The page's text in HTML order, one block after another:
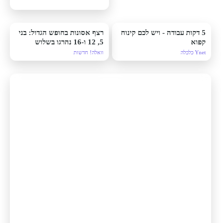
5 דקות עבודה - ויש לכם קינוח
קפוא
Ynet כלכלה
רצף אסונות בחופש הגדול: בני
5, 12 ו-16 נהרגו בשלוש
תאונות שונות ברחבי הארץ
וואלה! חדשות